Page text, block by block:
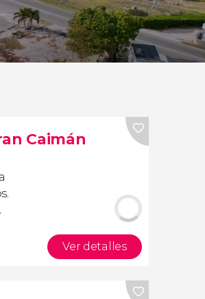
Caimán
.
Ver detalles